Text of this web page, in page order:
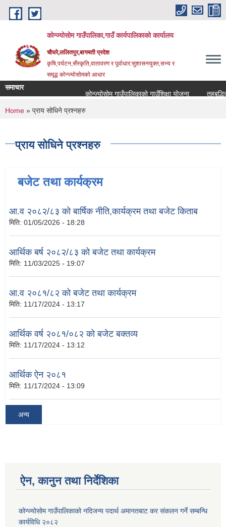
Skip to main content
कोन्ज्योसोम गाउँपालिका,गाउँ कार्यपालिकाको कार्यालय
चौघरे,ललितपुर,बागमती प्रदेश
कृषि,पर्यटन,सँस्कृति,वातावरण र पूर्वाधार:सुशासनयुक्त,सभ्य र
समृद्ध कोन्ज्योसोमको आधार
समाचार
कोन्ज्योसोम गाउँपालिकाको गाउँशिक्षा योजना
You are here
Home » प्राय सोधिने प्रश्नहरु
प्राय सोधिने प्रश्नहरु
बजेट तथा कार्यक्रम
आ.व २०८२/८३ को बार्षिक नीति,कार्यक्रम तथा बजेट किताब
मिति: 01/05/2026 - 18:28
आर्थिक बर्ष २०८२/८३ को बजेट तथा कार्यक्रम
मिति: 11/03/2025 - 19:07
आ.व २०८१/८२ को बजेट तथा कार्यक्रम
मिति: 11/17/2024 - 13:17
आर्थिक वर्ष २०८१/०८२ को बजेट बक्तव्य
मिति: 11/17/2024 - 13:12
आर्थिक ऐन २०८१
मिति: 11/17/2024 - 13:09
अन्य
ऐन, कानुन तथा निर्देशिका
कोन्ज्योसोम गाउँपालिकाको नदिजन्य पदार्थ अमानतबाट कर संकलन गर्ने सम्बन्धि
कार्यविधि २०८२